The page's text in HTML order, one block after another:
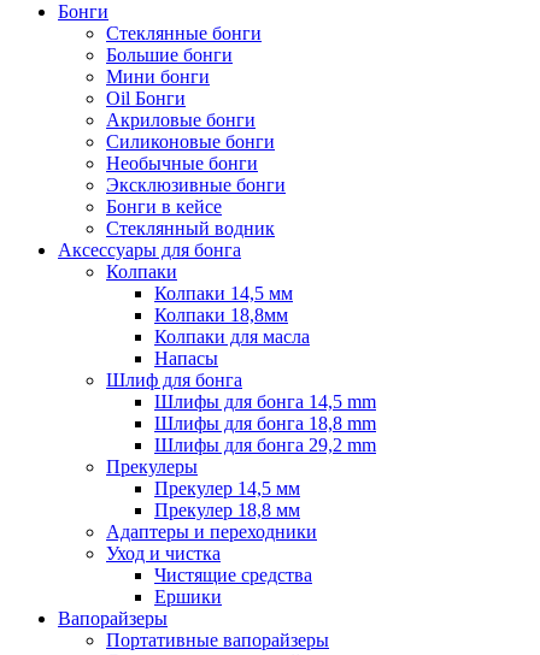
Бонги
Стеклянные бонги
Большие бонги
Мини бонги
Oil Бонги
Акриловые бонги
Силиконовые бонги
Необычные бонги
Эксклюзивные бонги
Бонги в кейсе
Стеклянный водник
Аксессуары для бонга
Колпаки
Колпаки 14,5 мм
Колпаки 18,8мм
Колпаки для масла
Напасы
Шлиф для бонга
Шлифы для бонга 14,5 mm
Шлифы для бонга 18,8 mm
Шлифы для бонга 29,2 mm
Прекулеры
Прекулер 14,5 мм
Прекулер 18,8 мм
Адаптеры и переходники
Уход и чистка
Чистящие средства
Ершики
Вапорайзеры
Портативные вапорайзеры